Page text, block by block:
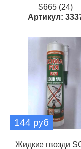
S665 (24)
Артикул:
144 руб
Жидкие гвозди